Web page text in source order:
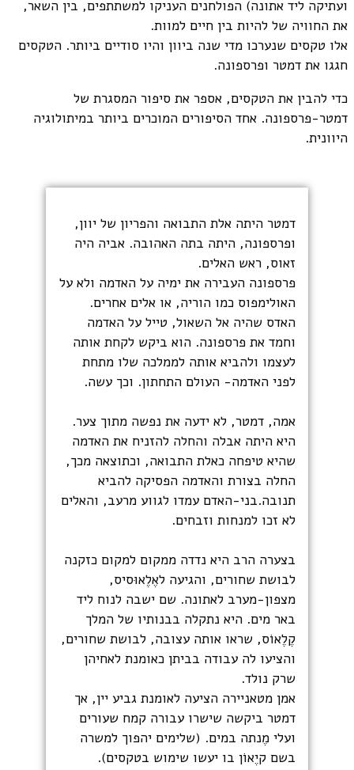
ועתיקה ליד אתונה) הפולחנים העניקו למשתתפים, בין השאר,
את החוויה של להיות בין חיים למוות.
אלו טקסים שנערכו מדי שנה ביוון והיו סודיים ביותר. הטקסים
חגגו את דמטר ופרספונה.
כדי להבין את הטקסים, אספר את סיפור המסגרת של
דמטר-פרספונה. אחד הסיפורים המוכרים ביותר במיתולוגיה
היוונית.
דמטר היתה אלת התבואה והפריון של יוון,
ופרספונה, היתה בתה האהובה. אביה היה
זאוס, ראש האלים.
פרספונה העבירה את ימיה על האדמה ולא על
האולימפוס כמו הוריה, או אלים אחרים.
האדס שהיה אל השאול, טייל על האדמה
וחמד את פרספונה. הוא ביקש לקחת אותה
לעצמו ולהביא אותה לממלכה שלו מתחת
לפני האדמה- העולם התחתון. וכך עשה.
אמה, דמטר, לא ידעה את נפשה מתוך צער.
היא היתה אבלה והחלה להזניח את האדמה
שהיא טיפחה כאלת התבואה, וכתוצאה מכך,
החלה בצורת והאדמה הפסיקה להביא
תנובה.בני-האדם עמדו לגווע מרעב, והאלים
לא זכו למנחות וזבחים.
בצערה הרב היא נדדה ממקום למקום כזקנה
לבושת שחורים, והגיעה לאֶלֶאוּסיס,
מצפון-מערב לאתונה. שם ישבה לנוח ליד
באר מים. היא נתקלה בבנותיו של המלך
קֶלֶאוֹס, שראו אותה עצובה, לבושת שחורים,
והציעו לה עבודה בביתן כאומנת לאחיהן
שרק נולד.
אמן מטאניירה הציעה לאומנת גביע יין, אך
דמטר ביקשה שישרו עבורה קמח שעורים
ועלי מֶנתה במים. (שלימים יהפוך למשרה
בשם קיֶאוֹן בו יעשו שימוש בטקסים).